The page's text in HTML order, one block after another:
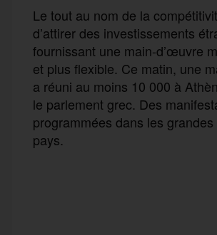
Le tout au nom de la
d’attirer des investissements
fournissant une main-d’œuvre
et plus flexible. Ce matin, une
a réuni au moins 10 000 à
le parlement grec. Des
programmées dans les
pays.